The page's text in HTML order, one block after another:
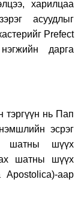
харилцаа
асуудлыг
Prefect
дарга
тэргүүн нь Пап
эсрэг
шатны шүүх
шатны шүүх
аар